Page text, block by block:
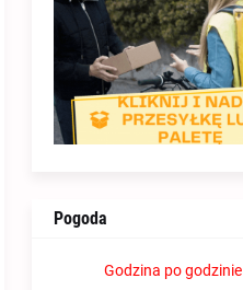
Pogoda
Godzina po godzinie